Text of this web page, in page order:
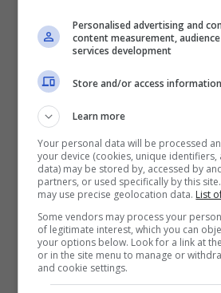
Durante il racconto di una
che Maurizio Costanzo
De Filippi, ad uno show che
collaborare, ecco che Maria
affermando:“Vengo
Fabio… e stasera è pubblica
“È difficile essere
Maria De Filippi?”
Questa è la domanda
Personalised advertising and
content measurement,
services development
Store and/or access
Learn more
Your personal data will be processed
your device (cookies, unique identifiers,
data) may be stored by, accessed by
partners, or used specifically by this
may use precise geolocation data. List
Some vendors may process your
of legitimate interest, which you can
your options below. Look for a link at
or in the site menu to manage or
and cookie settings.